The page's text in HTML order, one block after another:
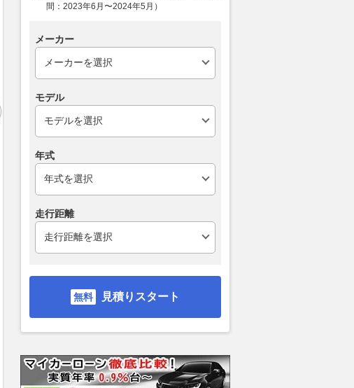
奈良県と近鉄・JR東海・JR西
日本が連携！「日本はじまりの
2026.08.08 乗りものニュース
気筒の独自の鼓動が魅力の
「GT750」とは
2026.08.08 VAGUE
間：2023年6月〜2024年5月）
メーカー
モデル
年式
走行距離
見積りスタート